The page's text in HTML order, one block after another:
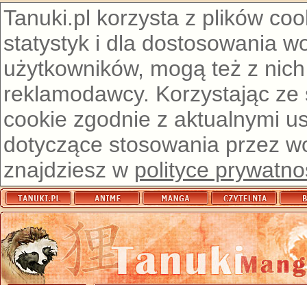
Tanuki.pl korzysta z plików
statystyk i dla dostosowania
użytkowników, mogą też z
reklamodawcy. Korzystając
cookie zgodnie z aktualnymi
dotyczące stosowania przez
znajdziesz w polityce